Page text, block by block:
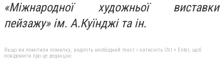
«Міжнародної художньої виставки
пейзажу» ім. А.Куїнджі та ін.
Якщо ви помітили помилку, виділіть необхідний текст і натисніть Ctrl + Enter, щоб
повідомити про це редакцію